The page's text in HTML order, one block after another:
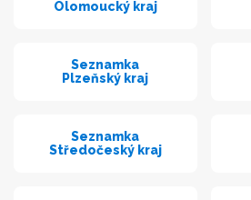
Olomoucký kraj
Seznamka
Plzeňský kraj
Seznamka
Středočeský kraj